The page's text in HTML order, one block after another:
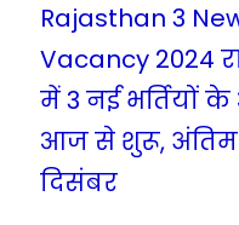
Rajasthan 3
Vacancy 2024
में 3 नई भर्तियों
आज से शुरू, अंतिम
दिसंबर